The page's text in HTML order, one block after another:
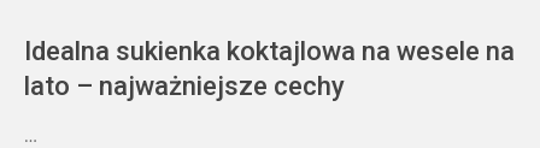
Idealna sukienka koktajlowa na wesele na
lato – najważniejsze cechy
…